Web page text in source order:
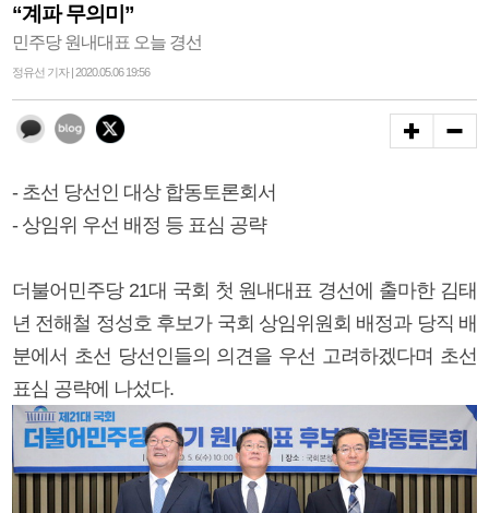
“계파 무의미”
민주당 원내대표 오늘 경선
정유선 기자 | 2020.05.06 19:56
- 초선 당선인 대상 합동토론회서
- 상임위 우선 배정 등 표심 공략
더불어민주당 21대 국회 첫 원내대표 경선에 출마한 김태
년 전해철 정성호 후보가 국회 상임위원회 배정과 당직 배
분에서 초선 당선인들의 의견을 우선 고려하겠다며 초선
표심 공략에 나섰다.